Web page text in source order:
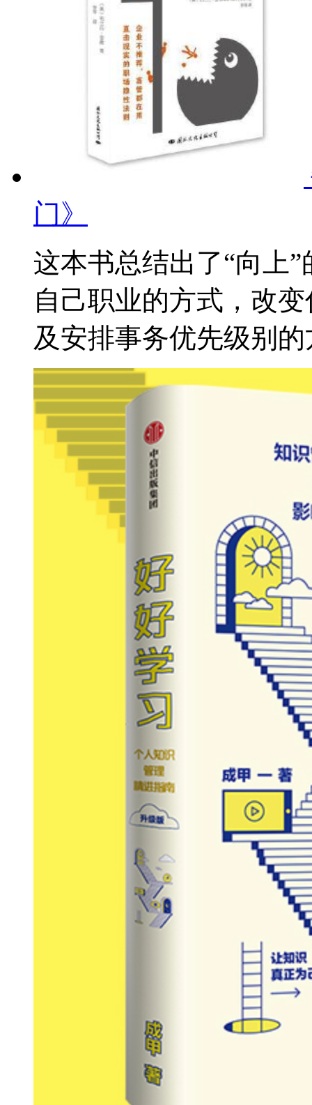
门》
这本书总结出了“向上
自己职业的方式，改
及安排事务优先级别